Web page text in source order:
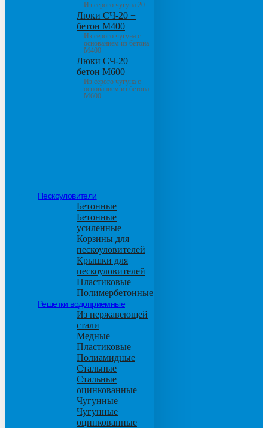
Из серого чугуна 20
Люки СЧ-20 +
бетон М400
Из серого чугуна с
основанием из бетона
М400
Люки СЧ-20 +
бетон М600
Из серого чугуна с
основанием из бетона
М600
Пескоуловители
Бетонные
Бетонные
усиленные
Корзины для
пескоуловителей
Крышки для
пескоуловителей
Пластиковые
Полимербетонные
Решетки водоприемные
Из нержавеющей
стали
Медные
Пластиковые
Полиамидные
Стальные
Стальные
оцинкованные
Чугунные
Чугунные
оцинкованные